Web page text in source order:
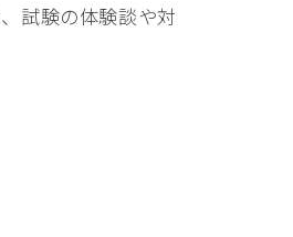
試験の体験談や対